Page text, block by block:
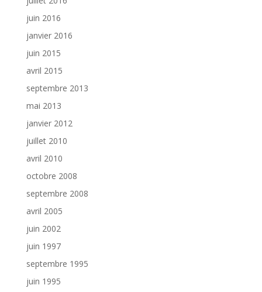
juin 2016
janvier 2016
juin 2015
avril 2015
septembre 2013
mai 2013
janvier 2012
juillet 2010
avril 2010
octobre 2008
septembre 2008
avril 2005
juin 2002
juin 1997
septembre 1995
juin 1995